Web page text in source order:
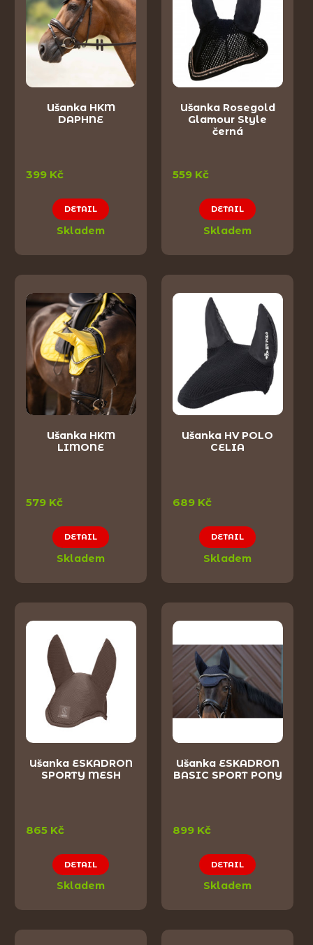
Ušanka HKM
DAPHNE
399 Kč
DETAIL
Skladem
Ušanka Rosegold
Glamour Style
černá
559 Kč
DETAIL
Skladem
Ušanka HKM
LIMONE
579 Kč
DETAIL
Skladem
Ušanka HV POLO
CELIA
689 Kč
DETAIL
Skladem
Ušanka ESKADRON
SPORTY MESH
865 Kč
DETAIL
Skladem
Ušanka ESKADRON
BASIC SPORT PONY
899 Kč
DETAIL
Skladem